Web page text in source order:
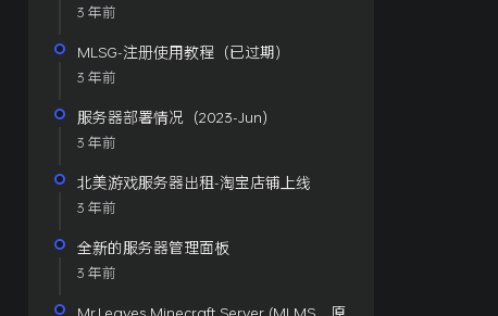
3 年前
MLSG-注册使用教程（已过期）
3 年前
服务器部署情况（2023-Jun）
3 年前
北美游戏服务器出租-淘宝店铺上线
3 年前
全新的服务器管理面板
3 年前